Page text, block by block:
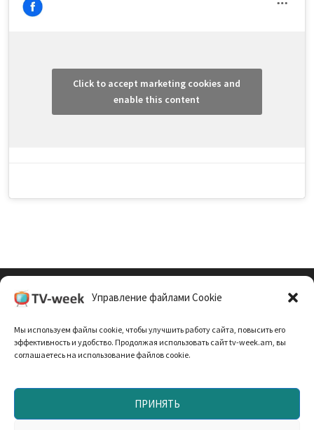
Управление файлами Cookie
Мы используем файлы cookie, чтобы улучшить работу сайта, повысить его
эффективность и удобство. Продолжая использовать сайт tv-week.am, вы
соглашаетесь на использование файлов cookie.
ПРИНЯТЬ
Click to accept marketing cookies and
enable this content
Политика Конфиденциальности
Запрещено использование материалов TV-неделя без